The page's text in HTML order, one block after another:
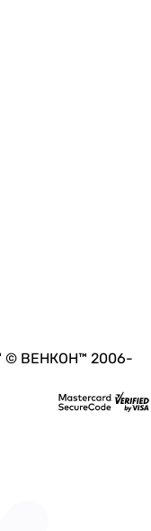
© ВЕНКОН™ 2006-